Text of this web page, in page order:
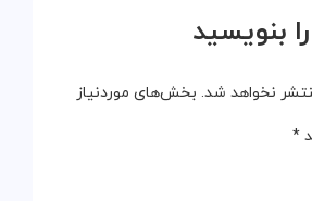
بنویسید
نخواهد شد. بخش‌های موردنیاز
*